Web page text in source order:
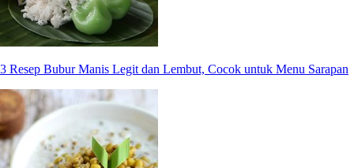
3 Resep Bubur Manis Legit dan Lembut, Cocok untuk Menu Sarapan